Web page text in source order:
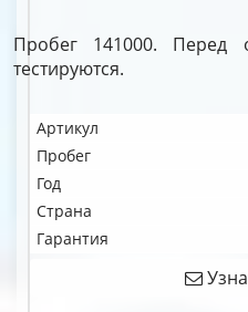
Пробег 141000. Перед
тестируются.
Артикул
Пробег
Год
Страна
Гарантия